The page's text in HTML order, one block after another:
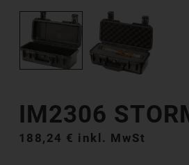
IM2306
188,24 € inkl. MwSt